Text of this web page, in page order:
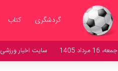
گردشگری کتاب
جمعه، 16 مرداد 1405 سایت اخبار ورزشی